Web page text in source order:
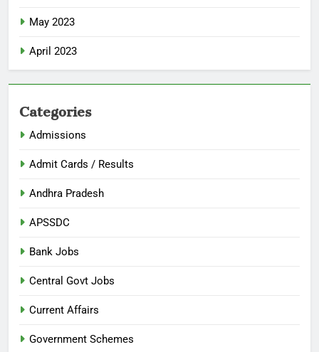
May 2023
April 2023
Categories
Admissions
Admit Cards / Results
Andhra Pradesh
APSSDC
Bank Jobs
Central Govt Jobs
Current Affairs
Government Schemes